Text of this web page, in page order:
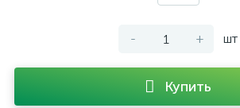
- + шт
Купить